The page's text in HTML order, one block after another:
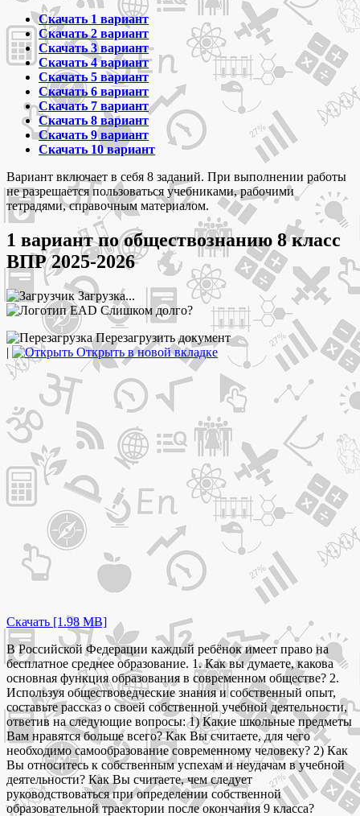
Скачать 1 вариант
Скачать 2 вариант
Скачать 3 вариант
Скачать 4 вариант
Скачать 5 вариант
Скачать 6 вариант
Скачать 7 вариант
Скачать 8 вариант
Скачать 9 вариант
Скачать 10 вариант
Вариант включает в себя 8 заданий. При выполнении работы
не разрешается пользоваться учебниками, рабочими
тетрадями, справочным материалом.
1 вариант по обществознанию 8 класс
ВПР 2025-2026
Загрузка...
Слишком долго?
Перезагрузить документ
|
Открыть в новой вкладке
Скачать [1.98 MB]
В Российской Федерации каждый ребёнок имеет право на
бесплатное среднее образование. 1. Как вы думаете, какова
основная функция образования в современном обществе? 2.
Используя обществоведческие знания и собственный опыт,
составьте рассказ о своей собственной учебной деятельности,
ответив на следующие вопросы: 1) Какие школьные предметы
Вам нравятся больше всего? Как Вы считаете, для чего
необходимо самообразование современному человеку? 2) Как
Вы относитесь к собственным успехам и неудачам в учебной
деятельности? Как Вы считаете, чем следует
руководствоваться при определении собственной
образовательной траектории после окончания 9 класса?